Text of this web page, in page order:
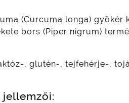
(Curcuma longa)
bors (Piper nigrum)
, glutén-, tejfehérje-,